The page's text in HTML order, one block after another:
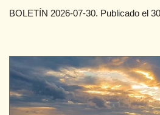
BOLETÍN 2026-07-30. Publicado el